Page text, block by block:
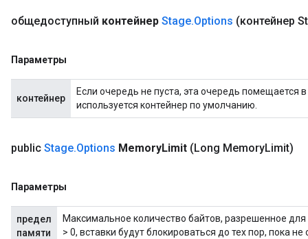
общедоступный контейнер Stage.Options (контейнер
Параметры
контейнер
Если очередь не пуста, эта очередь помещается
используется контейнер по умолчанию.
public Stage.Options MemoryLimit (Long MemoryLimit)
Параметры
предел
памяти
Максимальное количество байтов, разрешенное
> 0, вставки будут блокироваться до тех пор, пока